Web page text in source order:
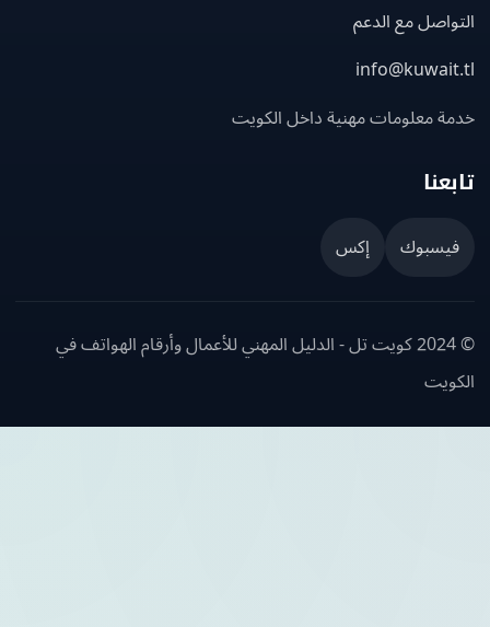
مع الدعم
معلومات مهنية داخل الكويت
إكس
© 2024 كويت تل - الدليل المهني للأعمال وأرقام الهواتف في